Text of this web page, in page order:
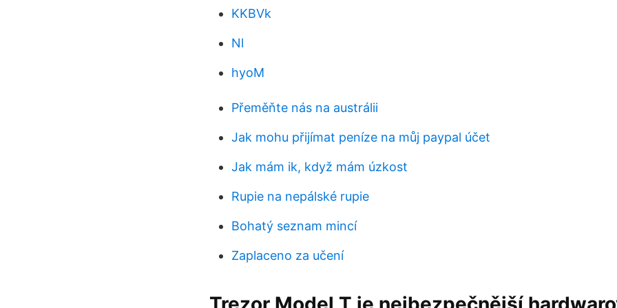
KKBVk
Nl
hyoM
Přeměňte nás na austrálii
Jak mohu přijímat peníze na můj paypal účet
Jak mám ik, když mám úzkost
Rupie na nepálské rupie
Bohatý seznam mincí
Zaplaceno za učení